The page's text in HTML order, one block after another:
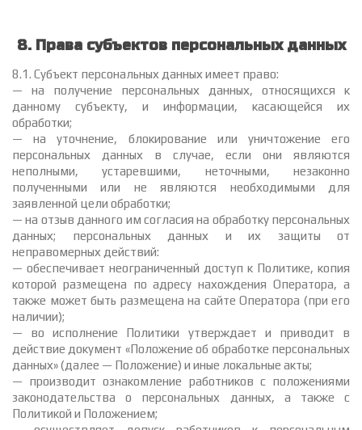
8. Права субъектов персональных данных
8.1. Субъект персональных данных имеет право:
— на получение персональных данных, относящихся к
данному субъекту, и информации, касающейся их
обработки;
— на уточнение, блокирование или уничтожение его
персональных данных в случае, если они являются
неполными, устаревшими, неточными, незаконно
полученными или не являются необходимыми для
заявленной цели обработки;
— на отзыв данного им согласия на обработку персональных
данных; персональных данных и их защиты от
неправомерных действий:
— обеспечивает неограниченный доступ к Политике, копия
которой размещена по адресу нахождения Оператора, а
также может быть размещена на сайте Оператора (при его
наличии);
— во исполнение Политики утверждает и приводит в
действие документ «Положение об обработке персональных
данных» (далее — Положение) и иные локальные акты;
— производит ознакомление работников с положениями
законодательства о персональных данных, а также с
Политикой и Положением;